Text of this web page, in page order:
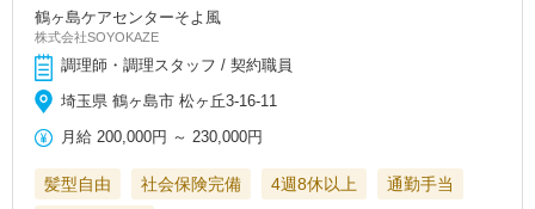
鶴ヶ島ケアセンターそよ風
株式会社SOYOKAZE
調理師・調理スタッフ / 契約職員
埼玉県 鶴ヶ島市 松ヶ丘3-16-11
月給 200,000円 ～ 230,000円
髪型自由 社会保険完備 4週8休以上
通勤手当